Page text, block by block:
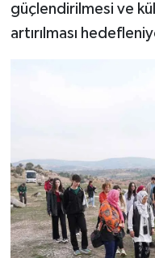
güçlendirilmesi ve
artırılması